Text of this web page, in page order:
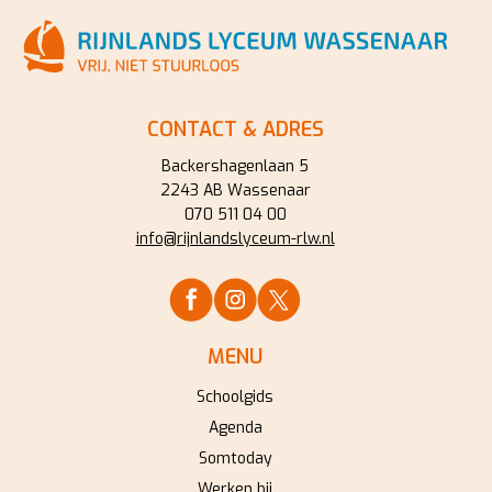
CONTACT & ADRES
Backershagenlaan 5
2243 AB Wassenaar
070 511 04 00
info@rijnlandslyceum-rlw.nl
MENU
Schoolgids
Agenda
Somtoday